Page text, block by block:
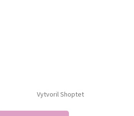
Vytvoril Shoptet